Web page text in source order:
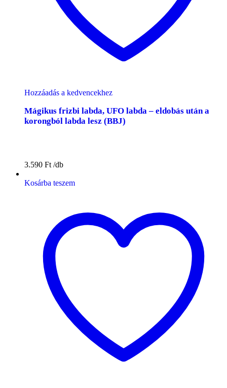
Hozzáadás a kedvencekhez
Mágikus frizbi labda, UFO labda – eldobás után a
korongból labda lesz (BBJ)
3.590 Ft
Kosárba teszem